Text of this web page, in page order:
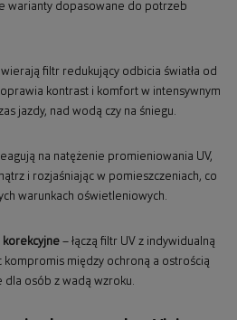
warianty dopasowane do potrzeb
filtr redukujący odbicia światła od
kontrast i komfort w intensywnym
jazdy, nad wodą czy na śniegu.
na natężenie promieniowania UV,
i rozjaśniając w pomieszczeniach, co
warunkach oświetleniowych.
korekcyjne – łączą filtr UV z indywidualną
kompromis między ochroną a ostrością
dla osób z wadą wzroku.